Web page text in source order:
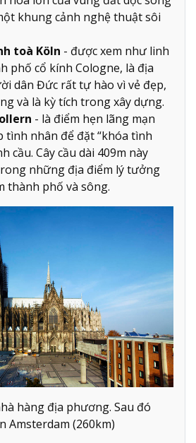
khung cảnh nghệ thuật sôi
toà Köln - được xem như linh
phố cổ kính Cologne, là địa
dân Đức rất tự hào vì vẻ đẹp,
và là kỳ tích trong xây dựng.
- là điểm hẹn lãng mạn
tình nhân để đặt “khóa tình
cầu. Cây cầu dài 409m này
những địa điểm lý tưởng
thành phố và sông.
hàng địa phương. Sau đó
Amsterdam (260km)